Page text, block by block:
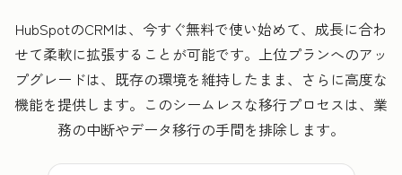
HubSpotのCRMは、今すぐ無料で使い始めて、成長に合わ
せて柔軟に拡張することが可能です。上位プランへのアッ
プグレードは、既存の環境を維持したまま、さらに高度な
機能を提供します。このシームレスな移行プロセスは、業
務の中断やデータ移行の手間を排除します。